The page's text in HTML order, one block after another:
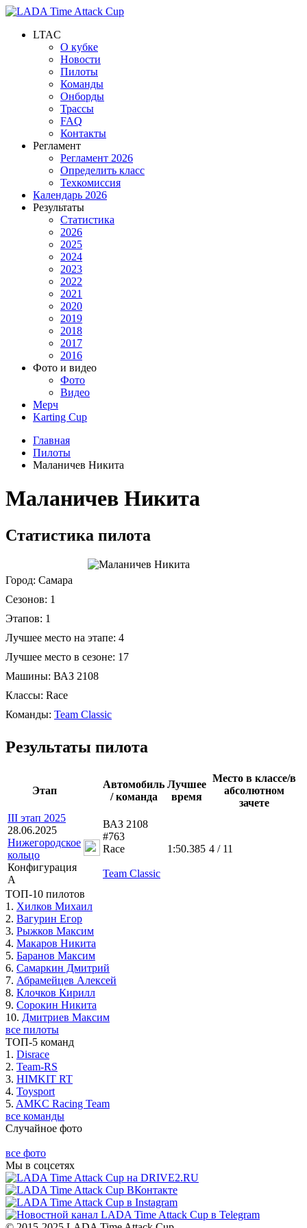
LTAC
О кубке
Новости
Пилоты
Команды
Онборды
Трассы
FAQ
Контакты
Регламент
Регламент 2026
Определить класс
Техкомиссия
Календарь 2026
Результаты
Статистика
2026
2025
2024
2023
2022
2021
2020
2019
2018
2017
2016
Фото и видео
Фото
Видео
Мерч
Karting Cup
Главная
Пилоты
Маланичев Никита
Маланичев Никита
Статистика пилота
Город: Самара
Сезонов: 1
Этапов: 1
Лучшее место на этапе: 4
Лучшее место в сезоне: 17
Машины: ВАЗ 2108
Классы: Race
Команды: Team Classic
Результаты пилота
Этап
Автомобиль
/ команда
Лучшее
время
Место в классе/в
абсолютном
зачете
III этап 2025
28.06.2025
Нижегородское
кольцо
Конфигурация
A
ВАЗ 2108
#763
Race
Team Classic
1:50.385 4 / 11
ТОП-10 пилотов
1. Хилков Михаил
2. Вагурин Егор
3. Рыжков Максим
4. Макаров Никита
5. Баранов Максим
6. Самаркин Дмитрий
7. Абрамейцев Алексей
8. Клочков Кирилл
9. Сорокин Никита
10. Дмитриев Максим
все пилоты
ТОП-5 команд
1. Disrace
2. Team-RS
3. HIMKIT RT
4. Toysport
5. AMKC Racing Team
все команды
Случайное фото
все фото
Мы в соцсетях